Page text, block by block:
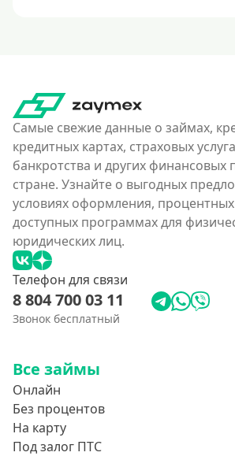
Самые свежие данные о займах,
кредитных картах, страховых
банкротства и других финансовых
стране. Узнайте о выгодных
условиях оформления, процентных
доступных программах для
юридических лиц.
Телефон для связи
8 804 700 03 11
Звонок бесплатный
Все займы
Онлайн
Без процентов
На карту
Под залог ПТС